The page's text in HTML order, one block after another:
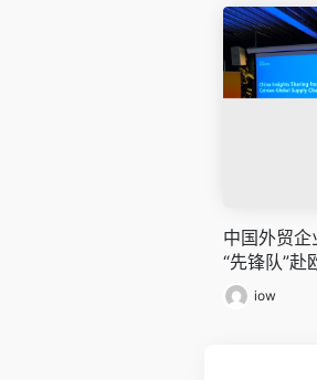
中国外贸企
“先锋队”赴
iow